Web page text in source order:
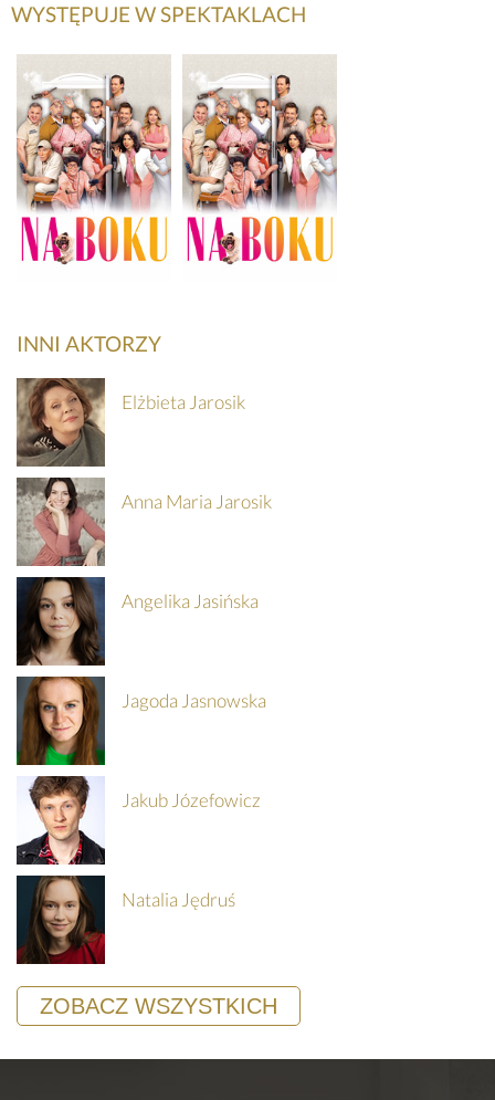
WYSTĘPUJE W SPEKTAKLACH
SZCZEGÓŁY
KUP
BILET
BILET
INNI AKTORZY
Elżbieta Jarosik
Anna Maria Jarosik
Angelika Jasińska
Jagoda Jasnowska
Jakub Józefowicz
Natalia Jędruś
ZOBACZ WSZYSTKICH